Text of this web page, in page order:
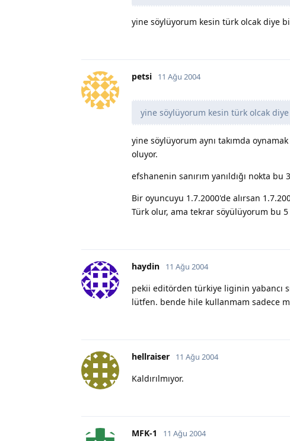
yine söylüyorum kesin türk olcak diye
petsi 11 Ağu 2004
yine söylüyorum kesin türk olcak diye
yine söylüyorum aynı takımda
oluyor.
efshanenin sanırım yanıldığı nokta bu
Bir oyuncuyu 1.7.2000'de alırsan
Türk olur, ama tekrar söyülüyorum bu
haydin 11 Ağu 2004
pekii editörden türkiye liginin yabancı
lütfen. bende hile kullanmam sadece
hellraiser 11 Ağu 2004
Kaldırılmıyor.
MFK-1 11 Ağu 2004